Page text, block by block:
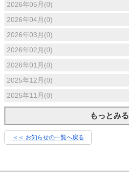
2026年05月(0)
2026年04月(0)
2026年03月(0)
2026年02月(0)
2026年01月(0)
2025年12月(0)
2025年11月(0)
もっとみる
＜＜ お知らせの一覧へ戻る